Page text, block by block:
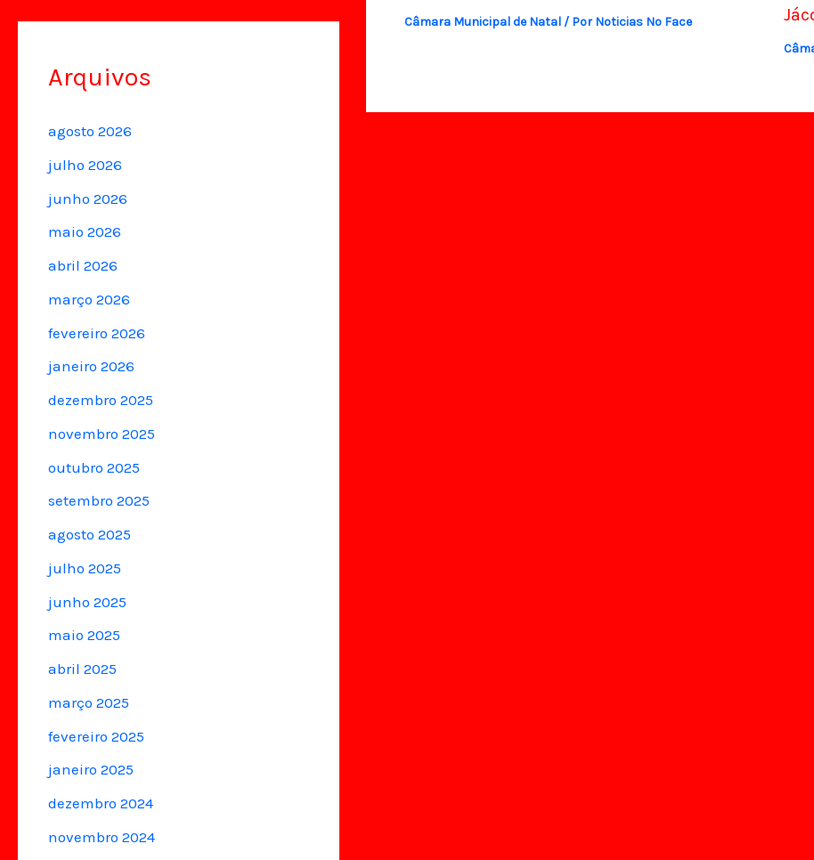
Arquivos
agosto 2026
julho 2026
junho 2026
maio 2026
abril 2026
março 2026
fevereiro 2026
janeiro 2026
dezembro 2025
novembro 2025
outubro 2025
setembro 2025
agosto 2025
julho 2025
junho 2025
maio 2025
abril 2025
março 2025
fevereiro 2025
janeiro 2025
dezembro 2024
novembro 2024
Câmara Municipal de Natal/ Por Noticias No Face